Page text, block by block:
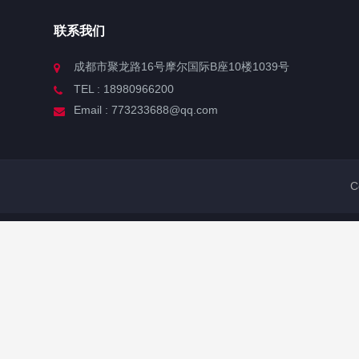
联系我们
成都市聚龙路16号摩尔国际B座10楼1039号
TEL : 18980966200
Email : 773233688@qq.com